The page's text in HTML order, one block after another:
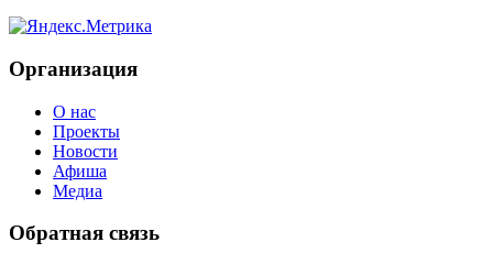
Организация
О нас
Проекты
Новости
Афиша
Медиа
Обратная связь